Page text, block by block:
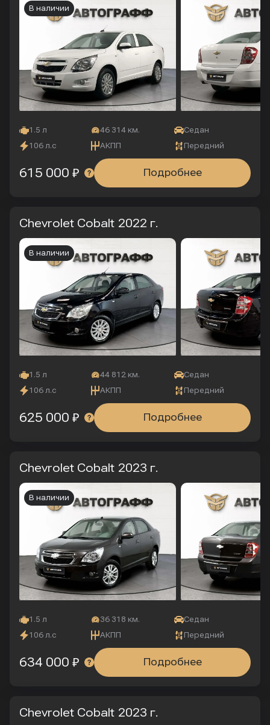
1.5 л 46 314 км.
Седан
106 л.с
АКПП Передний
В наличии
Подробнее
615 000 ₽
Chevrolet Cobalt 2022 г.
1.5 л 44 812 км.
Седан
106 л.с
АКПП Передний
В наличии
Подробнее
625 000 ₽
Chevrolet Cobalt 2023 г.
1.5 л 36 318 км.
Седан
106 л.с
АКПП Передний
В наличии
Подробнее
634 000 ₽
Chevrolet Cobalt 2023 г.